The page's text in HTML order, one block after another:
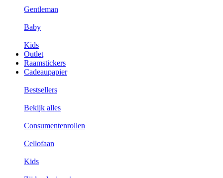
Gentleman
Baby
Kids
Outlet
Raamstickers
Cadeaupapier
Bestsellers
Bekijk alles
Consumentenrollen
Cellofaan
Kids